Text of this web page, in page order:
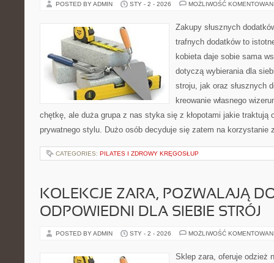
POSTED BY ADMIN STY - 2 - 2026 MOŻLIWOŚĆ
Zakupy słusznych
trafnych dodatków to
kobieta daje sobie sama
dotyczą wybierania dla
stroju, jak oraz słusznych
kreowanie własnego
chętkę, ale duża grupa z nas styka się z kłopotami jakie traktują
prywatnego stylu. Dużo osób decyduje się zatem na
CATEGORIES: PILATES I ZDROWY KRĘGOSŁUP
KOLEKCJE ZARA, POZWALAJĄ
ODPOWIEDNI DLA SIEBIE STRÓJ
POSTED BY ADMIN STY - 2 - 2026 MOŻLIWOŚĆ
Sklep zara, oferuje odzież